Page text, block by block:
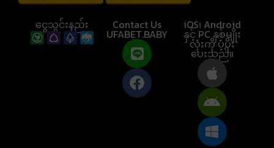
ငွေသွင်းနည်း Contact Us
UFABET.BABY
iOS၊ Android
နှင့် PC နှစ်မျိုး
လုံးကို ပံ့ပိုး
ပေးသည်။